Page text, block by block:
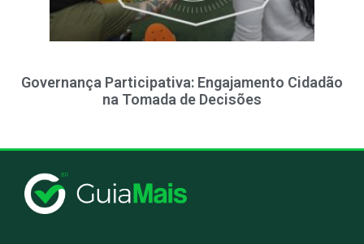
Governança Participativa: Engajamento Cidadão
na Tomada de Decisões